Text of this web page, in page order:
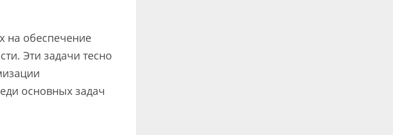
на обеспечение
Эти задачи тесно
основных задач